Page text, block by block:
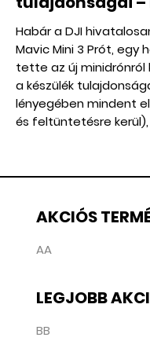
Habár a DJI
Mavic Mini 3 Prót, egy
tette az új
a készülék
lényegében mindent
és feltüntetésre
AKCIÓS
AA
LEGJOBB
BB